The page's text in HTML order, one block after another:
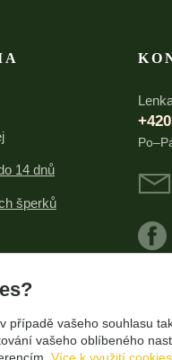
14 dnů
šperků
případě vašeho souhlasu
vašeho oblíbeného